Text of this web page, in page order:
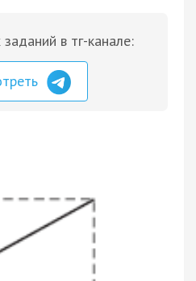
в тг-канале: